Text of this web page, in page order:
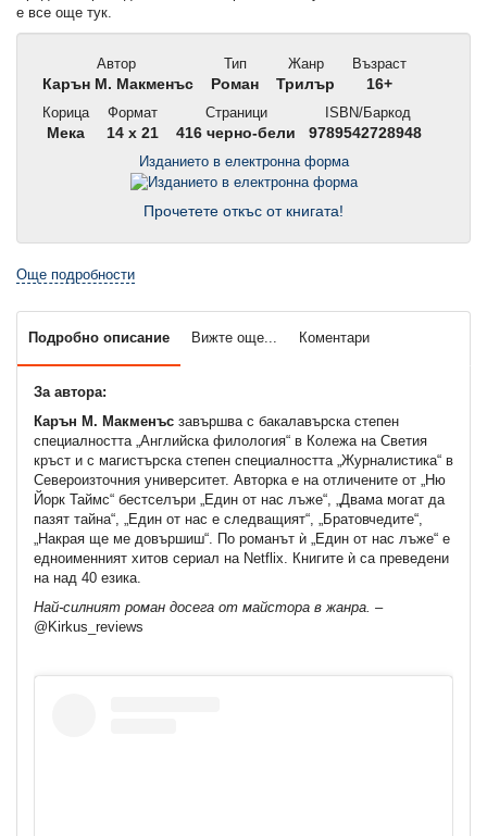
е все още тук.
Автор
Карън М. Макменъс
Тип
Роман
Жанр
Трилър
Възраст
16+
Корица
Мека
Формат
14 x 21
Страници
416 черно-бели
ISBN/Баркод
9789542728948
Изданието в електронна форма
Прочетете откъс от книгата!
Още подробности
Подробно описание Вижте още... Коментари
За автора:
Карън М. Макменъс завършва с бакалавърска степен
специалността „Английска филология“ в Колежа на Светия
кръст и с магистърска степен специалността „Журналистика“ в
Североизточния университет. Авторка е на отличените от „Ню
Йорк Таймс“ бестселъри „Един от нас лъже“, „Двама могат да
пазят тайна“, „Един от нас е следващият“, „Братовчедите“,
„Накрая ще ме довършиш“. По романът ѝ „Един от нас лъже“ е
едноименният хитов сериал на Netflix. Книгите ѝ са преведени
на над 40 езика.
Най-силният роман досега от майстора в жанра. –
@Kirkus_reviews